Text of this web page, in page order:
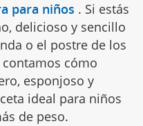
para niños . Si estás
delicioso y sencillo
o el postre de los
contamos cómo
esponjoso y
ideal para niños
de peso.